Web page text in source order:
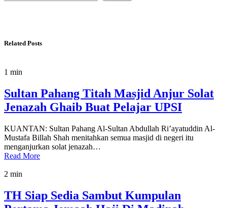
Related Posts
1 min
Sultan Pahang Titah Masjid Anjur Solat
Jenazah Ghaib Buat Pelajar UPSI
KUANTAN: Sultan Pahang Al-Sultan Abdullah Ri’ayatuddin Al-
Mustafa Billah Shah menitahkan semua masjid di negeri itu
menganjurkan solat jenazah…
Read More
2 min
TH Siap Sedia Sambut Kumpulan